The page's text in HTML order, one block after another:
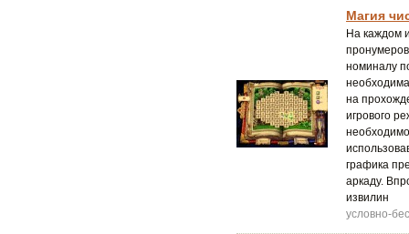
Магия
На каждом
номиналу
на
игрового
графика
аркаду.
извилин
условно-